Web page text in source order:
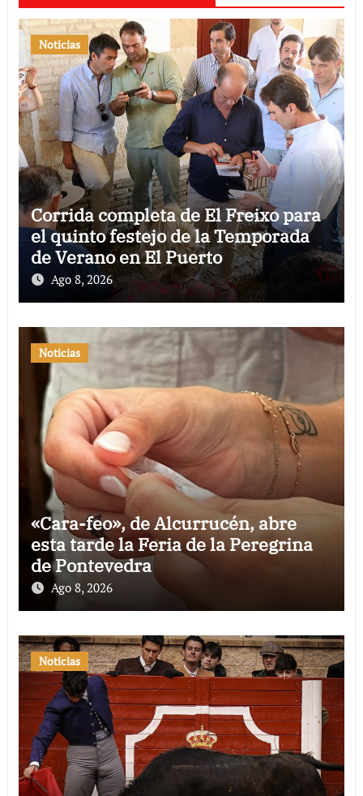
Noticias
Corrida completa de El Freixo para
el quinto festejo de la Temporada
de Verano en El Puerto
Ago 8, 2026
Noticias
«Cara-feo», de Alcurrucén, abre
esta tarde la Feria de la Peregrina
de Pontevedra
Ago 8, 2026
Noticias